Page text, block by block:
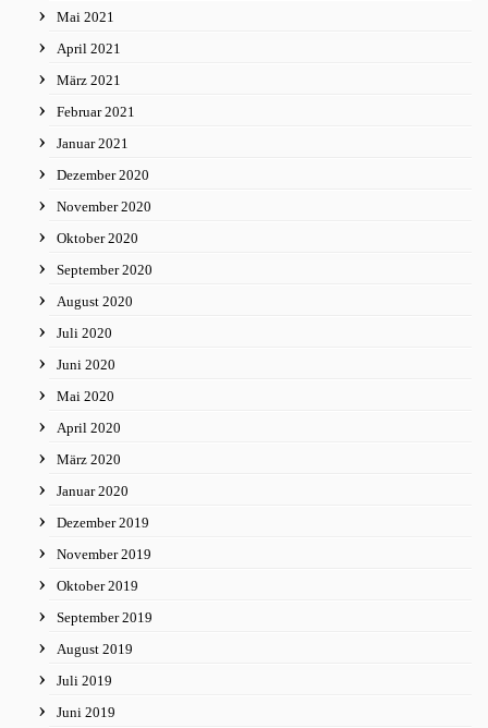
Mai 2021
April 2021
März 2021
Februar 2021
Januar 2021
Dezember 2020
November 2020
Oktober 2020
September 2020
August 2020
Juli 2020
Juni 2020
Mai 2020
April 2020
März 2020
Januar 2020
Dezember 2019
November 2019
Oktober 2019
September 2019
August 2019
Juli 2019
Juni 2019